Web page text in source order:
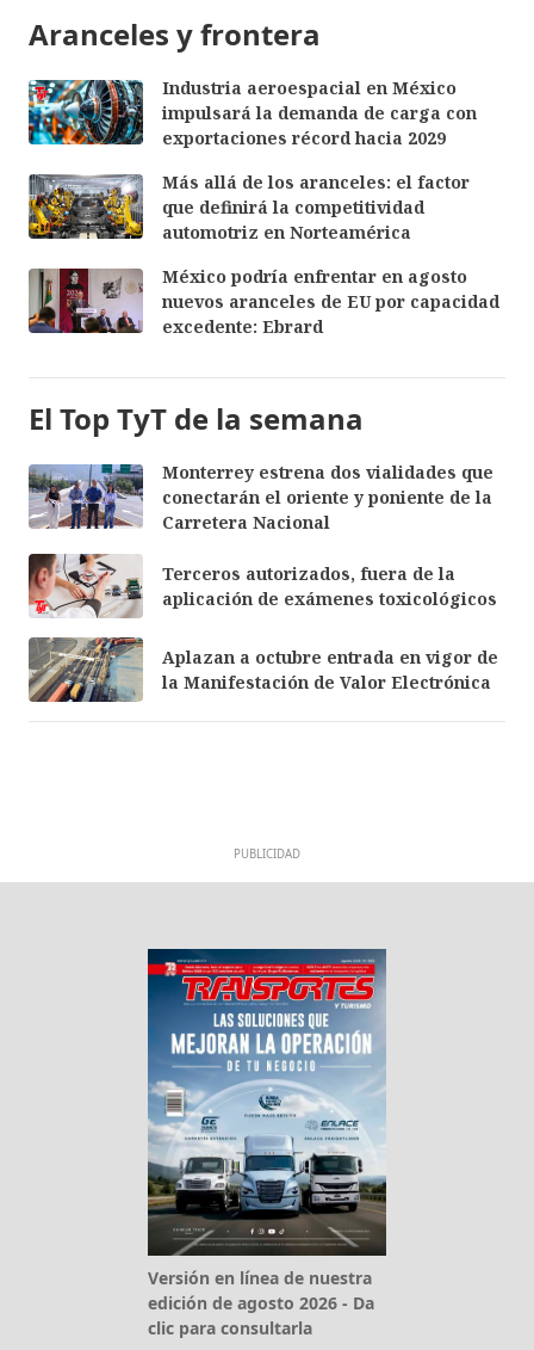
Aranceles y frontera
Industria aeroespacial en México
impulsará la demanda de carga con
exportaciones récord hacia 2029
Más allá de los aranceles: el factor
que definirá la competitividad
automotriz en Norteamérica
México podría enfrentar en agosto
nuevos aranceles de EU por capacidad
excedente: Ebrard
El Top TyT de la semana
Monterrey estrena dos vialidades que
conectarán el oriente y poniente de la
Carretera Nacional
Terceros autorizados, fuera de la
aplicación de exámenes toxicológicos
Aplazan a octubre entrada en vigor de
la Manifestación de Valor Electrónica
PUBLICIDAD
Versión en línea de nuestra
edición de agosto 2026 - Da
clic para consultarla